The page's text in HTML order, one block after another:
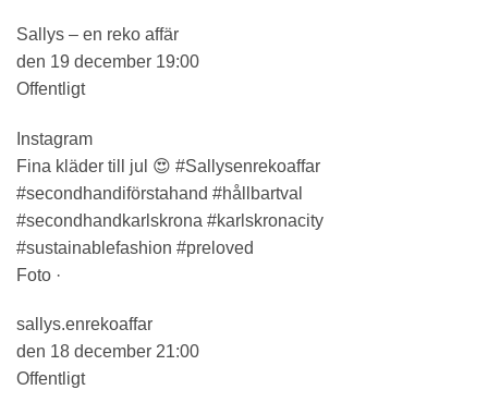
Sallys – en reko affär
den 19 december 19:00
Offentligt
Instagram
Fina kläder till jul 😍 #Sallysenrekoaffar
#secondhandiförstahand #hållbartval
#secondhandkarlskrona #karlskronacity
#sustainablefashion #preloved
Foto ·
sallys.enrekoaffar
den 18 december 21:00
Offentligt